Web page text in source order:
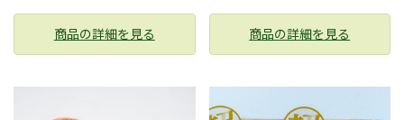
商品の詳細を見る 商品の詳細を見る